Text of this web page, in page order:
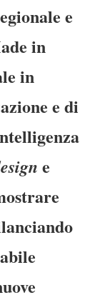
e
in
in
e di
e